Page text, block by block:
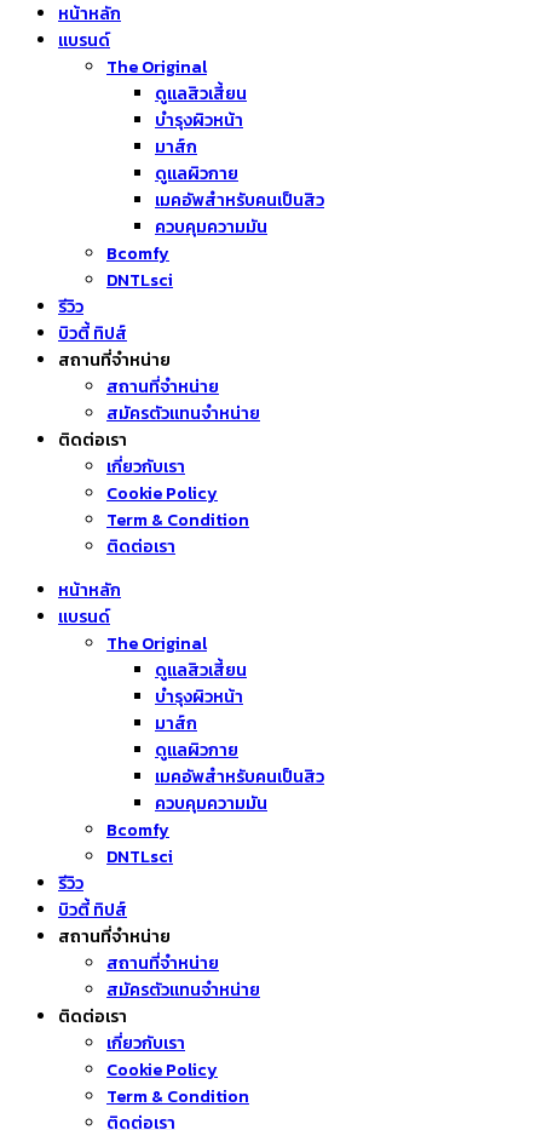
หน้าหลัก
แบรนด์
The Original
ดูแลสิวเสี้ยน
บำรุงผิวหน้า
มาส์ก
ดูแลผิวกาย
เมคอัพสำหรับคนเป็นสิว
ควบคุมความมัน
Bcomfy
DNTLsci
รีวิว
บิวตี้ ทิปส์
สถานที่จำหน่าย
สถานที่จำหน่าย
สมัครตัวแทนจำหน่าย
ติดต่อเรา
เกี่ยวกับเรา
Cookie Policy
Term & Condition
ติดต่อเรา
หน้าหลัก
แบรนด์
The Original
ดูแลสิวเสี้ยน
บำรุงผิวหน้า
มาส์ก
ดูแลผิวกาย
เมคอัพสำหรับคนเป็นสิว
ควบคุมความมัน
Bcomfy
DNTLsci
รีวิว
บิวตี้ ทิปส์
สถานที่จำหน่าย
สถานที่จำหน่าย
สมัครตัวแทนจำหน่าย
ติดต่อเรา
เกี่ยวกับเรา
Cookie Policy
Term & Condition
ติดต่อเรา